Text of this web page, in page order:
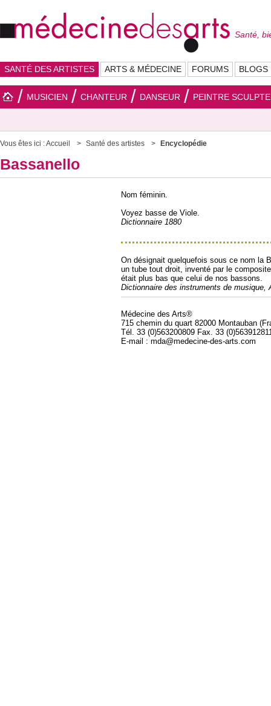
Santé,
SANTÉ DES ARTISTES ARTS & MÉDECINE FORUMS BLOGS
MUSICIEN CHANTEUR DANSEUR PEINTRE
Vous êtes ici :Accueil Santé des artistes Encyclopédie
Bassanello
Nom féminin.
Voyez basse de Viole.
Dictionnaire 1880
On désignait quelquefois sous ce nom la
un tube tout droit, inventé par le
était plus bas que celui de nos bassons.
Dictionnaire des instruments de
Médecine des Arts®
715 chemin du quart 82000 Montauban
Tél. 33 (0)563200809 Fax. 33
E-mail : mda@medecine-des-arts.com